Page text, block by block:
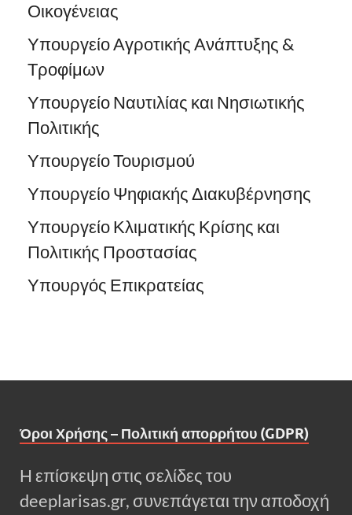
Οικογένειας
Υπουργείο Αγροτικής Ανάπτυξης &
Τροφίμων
Υπουργείο Ναυτιλίας και Νησιωτικής
Πολιτικής
Υπουργείο Τουρισμού
Υπουργείο Ψηφιακής Διακυβέρνησης
Υπουργείο Κλιματικής Κρίσης και
Πολιτικής Προστασίας
Υπουργός Επικρατείας
Όροι Χρήσης – Πολιτική απορρήτου (GDPR)
Η επίσκεψη στις σελίδες του
deeplarisas.gr, συνεπάγεται την αποδοχή